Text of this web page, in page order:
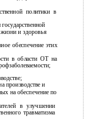
политики в
и здоровья
обеспечение этих
в области ОТ на
производстве и
на обеспечение по
в улучшении
травматизма